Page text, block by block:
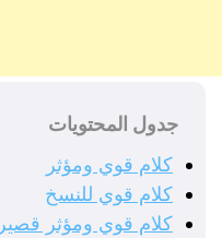
جدول المحتويات
كلام قوي ومؤثر
كلام قوي للنسخ
كلام قوي ومؤثر قصير